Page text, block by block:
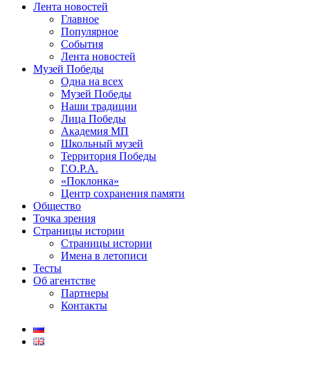
Лента новостей
Главное
Популярное
События
Лента новостей
Музей Победы
Одна на всех
Музей Победы
Наши традиции
Лица Победы
Академия МП
Школьный музей
Территория Победы
Г.О.Р.А.
«Поклонка»
Центр сохранения памяти
Общество
Точка зрения
Страницы истории
Страницы истории
Имена в летописи
Тесты
Об агентстве
Партнеры
Контакты